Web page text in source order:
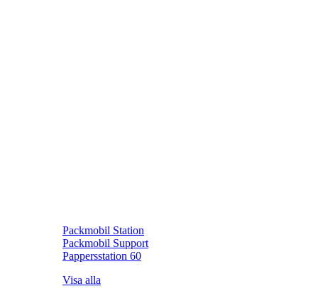
Packmobil Station
Packmobil Support
Pappersstation 60
Visa alla